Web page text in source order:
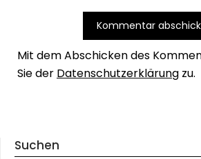
Mit dem Abschicken des
Sie der Datenschutzerklärung zu.
Suchen